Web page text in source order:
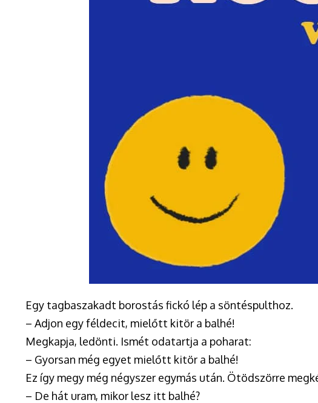
Egy tagbaszakadt borostás fickó lép a söntéspulthoz.
– Adjon egy féldecit, mielőtt kitör a balhé!
Megkapja, ledönti. Ismét odatartja a poharat:
– Gyorsan még egyet mielőtt kitör a balhé!
Ez így megy még négyszer egymás után. Ötödszörre
– De hát uram, mikor lesz itt balhé?